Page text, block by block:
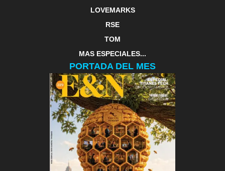
LOVEMARKS
RSE
TOM
MAS ESPECIALES...
PORTADA DEL MES